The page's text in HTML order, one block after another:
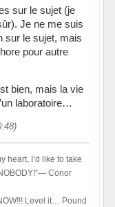
sur le sujet (je
Je ne me suis
sur le sujet, mais
pour autre
bien, mais la vie
laboratoire…
heart, I’d like to take
Conor
Level it… Pound